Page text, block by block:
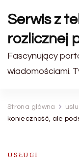
Serwis z
rozlicznej
Fascynujący
wiadomościami.
Strona główna
konieczność, ale
USŁUGI